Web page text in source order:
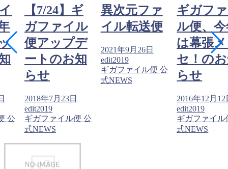
公
【7/24】ギ
ガファイル
便アップデ
ートのお知
らせ
2018年7月23日
edit2019
ギガファイル便 公
式NEWS
異次元ファ
イル転送便
2021年9月26日
edit2019
ギガファイル便 公
式NEWS
ギガフ
ル便、
は幕張
セ！の
らせ
2016年12月12
edit2019
ギガファイル
式NEWS